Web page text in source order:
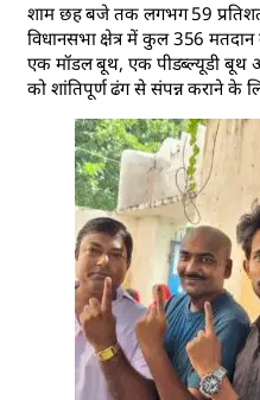
शाम छह बजे तक लगभग 59 प्रतिशत
विधानसभा क्षेत्र में कुल 356
एक मॉडल बूथ, एक पीडब्ल्यूडी बूथ
को शांतिपूर्ण ढंग से संपन्न कराने के